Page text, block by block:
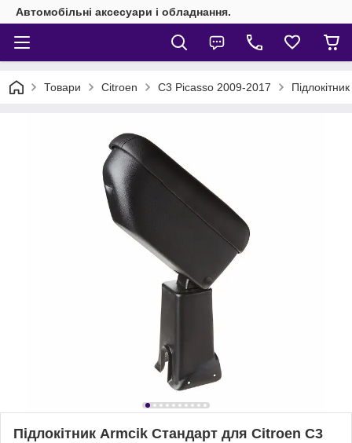
Автомобільні аксесуари і обладнання.
Товари Citroen C3 Picasso 2009-2017
Підлокітник Armcik Стандарт для Citroen C3